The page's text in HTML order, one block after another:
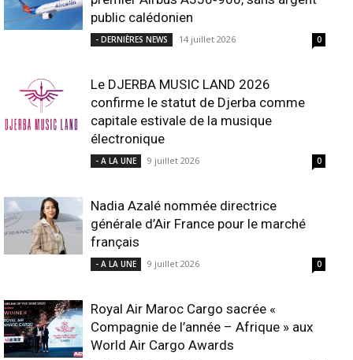
public calédonien
- DERNIÈRES NEWS 14 juillet 2026 0
Le DJERBA MUSIC LAND 2026
confirme le statut de Djerba comme
capitale estivale de la musique
électronique
- A LA UNE 9 juillet 2026 0
Nadia Azalé nommée directrice
générale d’Air France pour le marché
français
- A LA UNE 9 juillet 2026 0
Royal Air Maroc Cargo sacrée «
Compagnie de l’année – Afrique » aux
World Air Cargo Awards